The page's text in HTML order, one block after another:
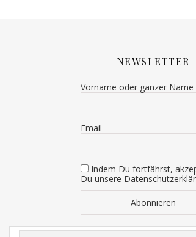
NEWSLETTER
Vorname oder ganzer Name
Email
Indem Du fortfährst,
Du unsere